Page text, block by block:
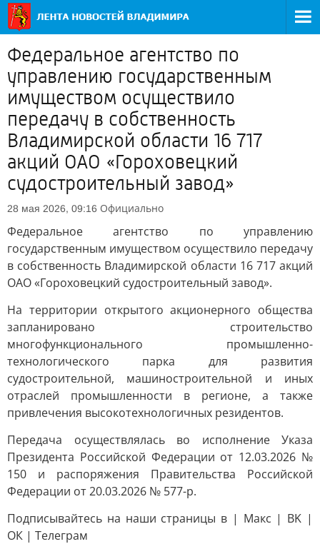
Федеральное агентство по
управлению государственным
имуществом осуществило
передачу в собственность
Владимирской области 16 717
акций ОАО «Гороховецкий
судостроительный завод»
28 мая 2026, 09:16 Официально
Федеральное агентство по управлению
государственным имуществом осуществило передачу
в собственность Владимирской области 16 717 акций
ОАО «Гороховецкий судостроительный завод».
На территории открытого акционерного общества
запланировано строительство
многофункционального промышленно-
технологического парка для развития
судостроительной, машиностроительной и иных
отраслей промышленности в регионе, а также
привлечения высокотехнологичных резидентов.
Передача осуществлялась во исполнение Указа
Президента Российской Федерации от 12.03.2026 №
150 и распоряжения Правительства Российской
Федерации от 20.03.2026 № 577-р.
Подписывайтесь на наши страницы в | Mакс | ВK |
ОК | Телеграм